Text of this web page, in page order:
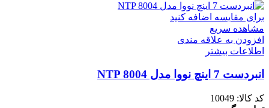
برای مقایسه اضافه کنید
مشاهده سریع
افزودن به علاقه مندی
اطلاعات بیشتر
انبردست 7 اینچ نووا مدل NTP 8004
کد کالا: 10049